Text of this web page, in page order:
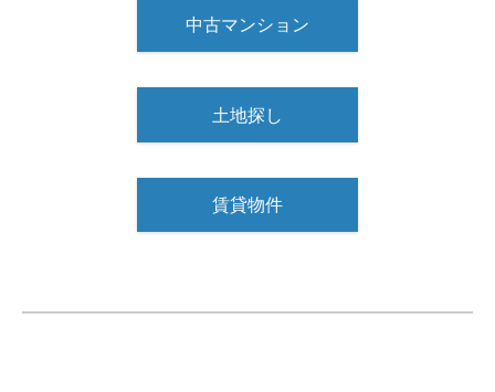
中古マンション
土地探し
賃貸物件